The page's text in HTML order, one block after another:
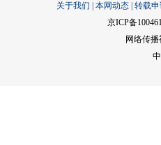
关于我们 本网动态 转载
京ICP备
网络传